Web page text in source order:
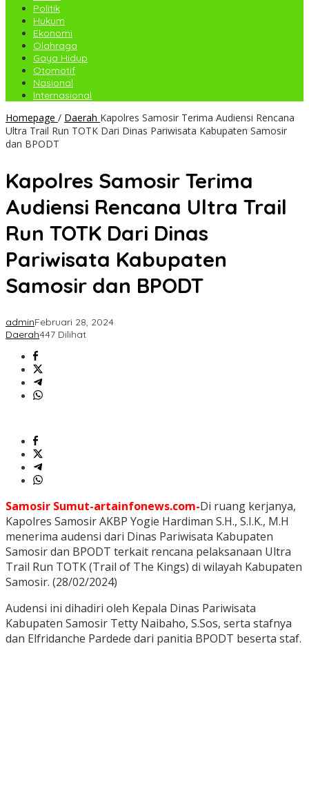
Politik
Hukum
Ekonomi
Olahraga
Gaya Hidup
Otomotif
Nasional
Internasional
Homepage / Daerah Kapolres Samosir Terima Audiensi Rencana
Ultra Trail Run TOTK Dari Dinas Pariwisata Kabupaten Samosir
dan BPODT
Kapolres Samosir Terima
Audiensi Rencana Ultra Trail
Run TOTK Dari Dinas
Pariwisata Kabupaten
Samosir dan BPODT
adminFebruari 28, 2024
Daerah447 Dilihat
Samosir Sumut-artainfonews.com-Di ruang kerjanya,
Kapolres Samosir AKBP Yogie Hardiman S.H., S.I.K., M.H
menerima audensi dari Dinas Pariwisata Kabupaten
Samosir dan BPODT terkait rencana pelaksanaan Ultra
Trail Run TOTK (Trail of The Kings) di wilayah Kabupaten
Samosir. (28/02/2024)
Audensi ini dihadiri oleh Kepala Dinas Pariwisata
Kabupaten Samosir Tetty Naibaho, S.Sos, serta stafnya
dan Elfridanche Pardede dari panitia BPODT beserta staf.